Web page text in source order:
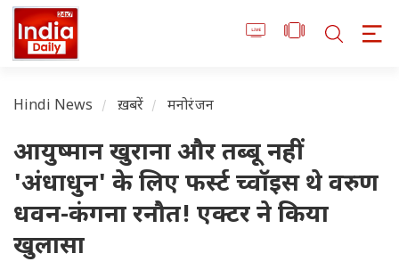
Hindi News ख़बरें मनोरंजन
आयुष्मान खुराना और तब्बू नहीं
'अंधाधुन' के लिए फर्स्ट च्वॉइस थे वरुण
धवन-कंगना रनौत! एक्टर ने किया
खुलासा